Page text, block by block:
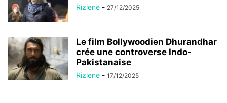
Rizlene - 27/12/2025
Le film Bollywoodien Dhurandhar
crée une controverse Indo-
Pakistanaise
Rizlene - 17/12/2025